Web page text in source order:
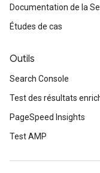
Documentation de la
Études de cas
Outils
Search Console
Test des résultats
PageSpeed Insights
Test AMP